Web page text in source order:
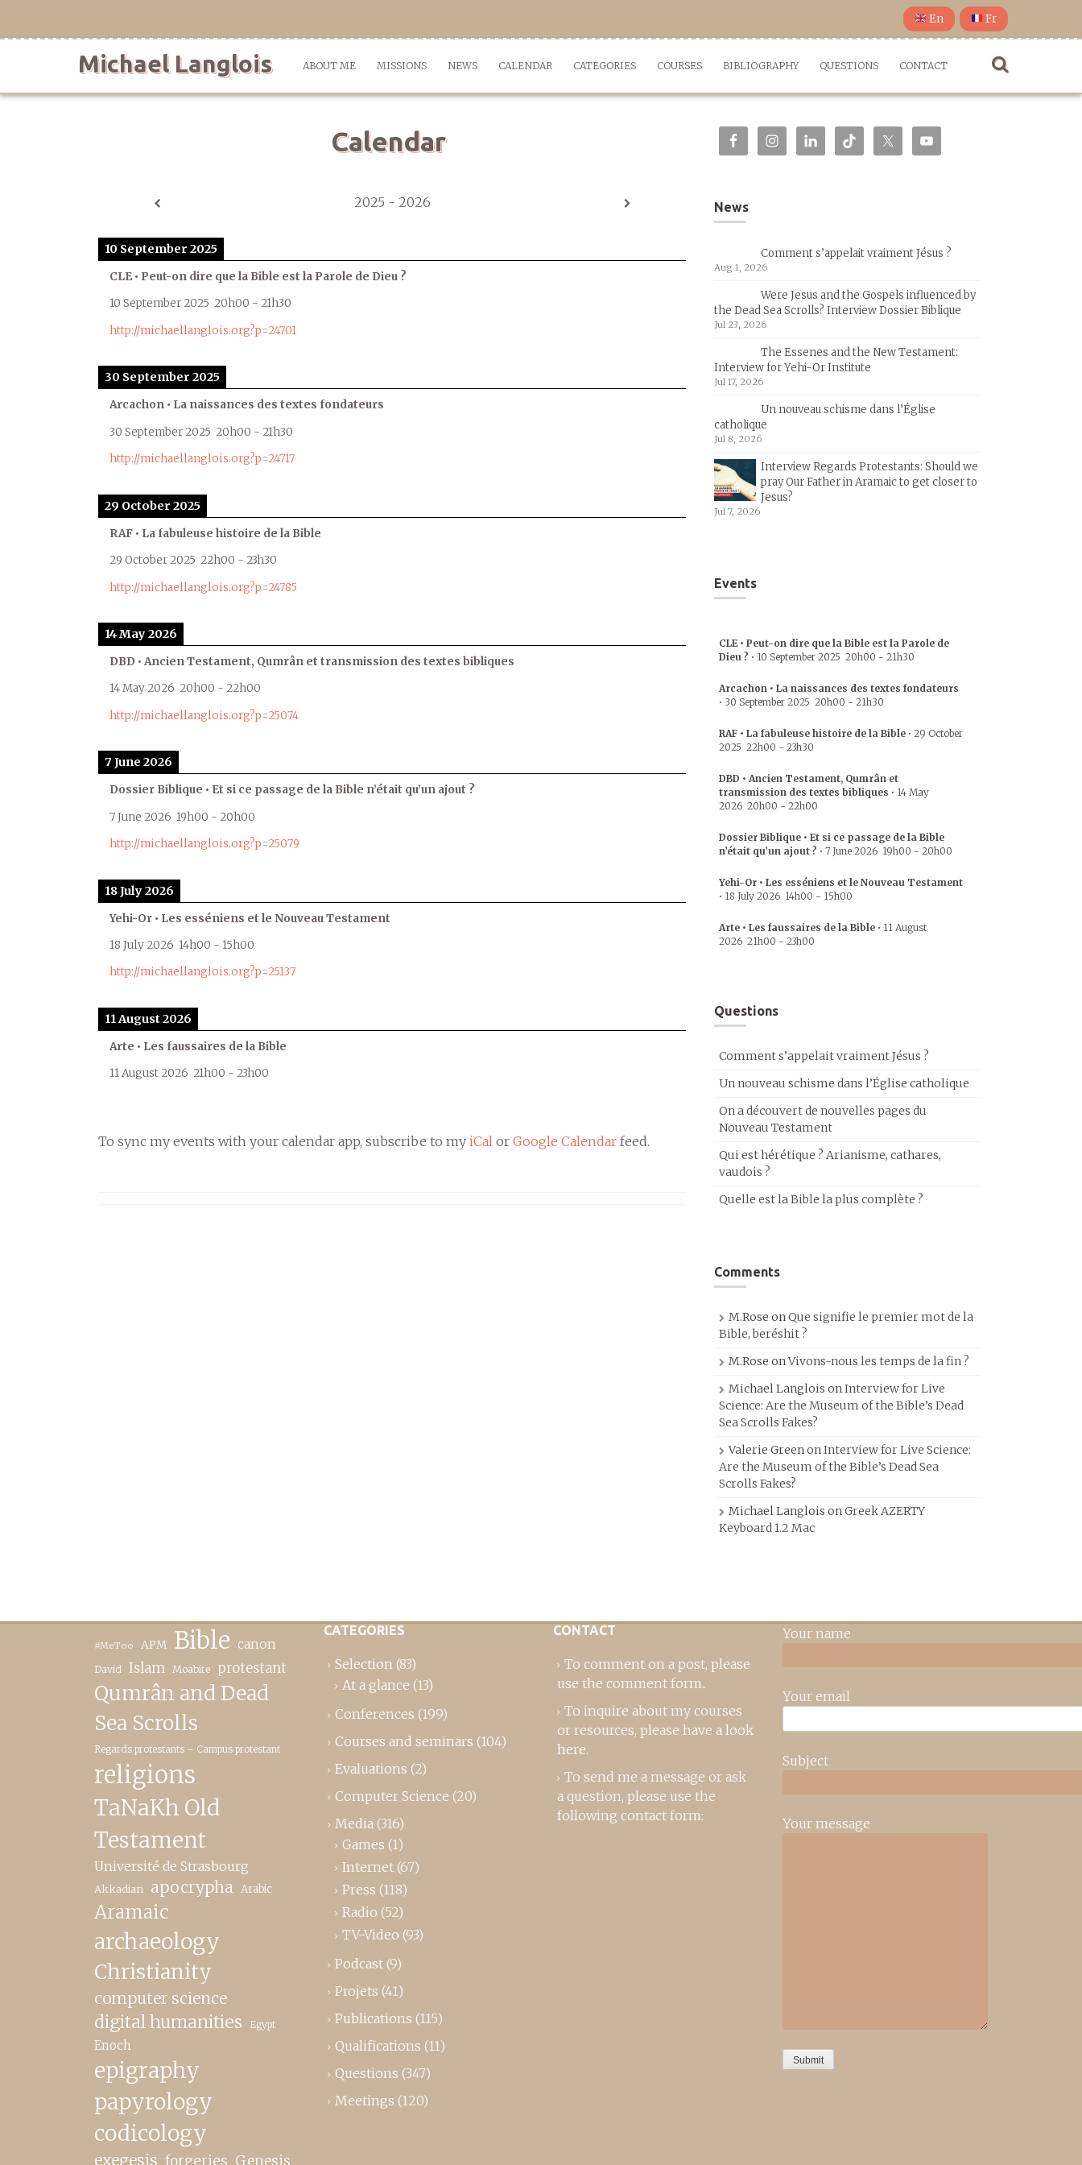
En Fr
Michael Langlois ABOUT ME MISSIONS NEWS CALENDAR CATEGORIES COURSES BIBLIOGRAPHY QUESTIONS CONTACT
Calendar
2025 - 2026
10 September 2025
CLE • Peut-on dire que la Bible est la Parole de Dieu ?
10 September 2025 20h00 - 21h30
http://michaellanglois.org?p=24701
30 September 2025
Arcachon • La naissances des textes fondateurs
30 September 2025 20h00 - 21h30
http://michaellanglois.org?p=24717
29 October 2025
RAF • La fabuleuse histoire de la Bible
29 October 2025 22h00 - 23h30
http://michaellanglois.org?p=24785
14 May 2026
DBD • Ancien Testament, Qumrân et transmission des textes bibliques
14 May 2026 20h00 - 22h00
http://michaellanglois.org?p=25074
7 June 2026
Dossier Biblique • Et si ce passage de la Bible n’était qu’un ajout ?
7 June 2026 19h00 - 20h00
http://michaellanglois.org?p=25079
18 July 2026
Yehi-Or • Les esséniens et le Nouveau Testament
18 July 2026 14h00 - 15h00
http://michaellanglois.org?p=25137
11 August 2026
Arte • Les faussaires de la Bible
11 August 2026 21h00 - 23h00
To sync my events with your calendar app, subscribe to my iCal or Google Calendar feed.
News
Comment s’appelait vraiment Jésus ?
Aug 1, 2026
Were Jesus and the Gospels influenced by
the Dead Sea Scrolls? Interview Dossier Biblique
Jul 23, 2026
The Essenes and the New Testament:
Interview for Yehi-Or Institute
Jul 17, 2026
Un nouveau schisme dans l’Église
catholique
Jul 8, 2026
Interview Regards Protestants: Should we
pray Our Father in Aramaic to get closer to
Jesus?
Jul 7, 2026
Events
CLE • Peut-on dire que la Bible est la Parole de
Dieu ? • 10 September 2025 20h00 - 21h30
Arcachon • La naissances des textes fondateurs
• 30 September 2025 20h00 - 21h30
RAF • La fabuleuse histoire de la Bible • 29 October
2025 22h00 - 23h30
DBD • Ancien Testament, Qumrân et
transmission des textes bibliques • 14 May
2026 20h00 - 22h00
Dossier Biblique • Et si ce passage de la Bible
n’était qu’un ajout ? • 7 June 2026 19h00 - 20h00
Yehi-Or • Les esséniens et le Nouveau Testament
• 18 July 2026 14h00 - 15h00
Arte • Les faussaires de la Bible • 11 August
2026 21h00 - 23h00
Questions
Comment s’appelait vraiment Jésus ?
Un nouveau schisme dans l’Église catholique
On a découvert de nouvelles pages du
Nouveau Testament
Qui est hérétique ? Arianisme, cathares,
vaudois ?
Quelle est la Bible la plus complète ?
Comments
M.Rose onQue signifie le premier mot de la
Bible, beréshit ?
M.Rose onVivons-nous les temps de la fin ?
Michael Langlois onInterview for Live
Science: Are the Museum of the Bible’s Dead
Sea Scrolls Fakes?
Valerie GreenonInterview for Live Science:
Are the Museum of the Bible’s Dead Sea
Scrolls Fakes?
Michael Langlois onGreek AZERTY
Keyboard 1.2 Mac
#MeToo APM Bible canon
David Islam Moabite protestant
Qumrân and Dead
Sea Scrolls
Regards protestants – Campus protestant
religions
TaNaKh Old
Testament
Université de Strasbourg
Akkadian apocrypha Arabic
Aramaic
archaeology
Christianity
computer science
digital humanities Egypt
Enoch
epigraphy
papyrology
codicology
exegesis forgeries Genesis
CATEGORIES
Selection (83)
At a glance (13)
Conferences (199)
Courses and seminars (104)
Evaluations (2)
Computer Science (20)
Media (316)
Games (1)
Internet (67)
Press (118)
Radio (52)
TV-Video (93)
Podcast (9)
Projets (41)
Publications (115)
Qualifications (11)
Questions (347)
Meetings (120)
CONTACT
To comment on a post, please
use the comment form..
To inquire about my courses
or resources, please have a look
here.
To send me a message or ask
a question, please use the
following contact form:
Your name
Your email
Subject
Your message